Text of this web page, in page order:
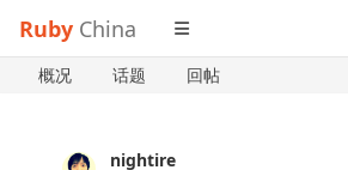
Ruby China
概况 话题 回帖
nightire